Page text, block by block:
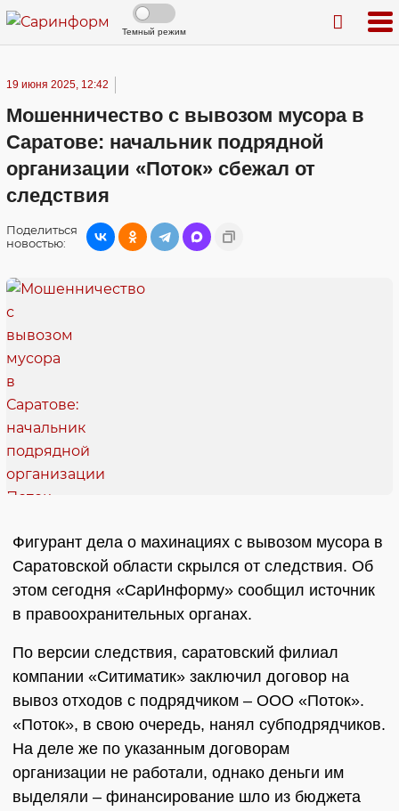
Темный режим
19 июня 2025, 12:42
Мошенничество с вывозом мусора в
Саратове: начальник подрядной
организации «Поток» сбежал от
следствия
Поделиться
новостью:
Фигурант дела о махинациях с вывозом мусора в
Саратовской области скрылся от следствия. Об
этом сегодня «СарИнформу» сообщил источник
в правоохранительных органах.
По версии следствия, саратовский филиал
компании «Ситиматик» заключил договор на
вывоз отходов с подрядчиком – ООО «Поток».
«Поток», в свою очередь, нанял субподрядчиков.
На деле же по указанным договорам
организации не работали, однако деньги им
выделяли – финансирование шло из бюджета